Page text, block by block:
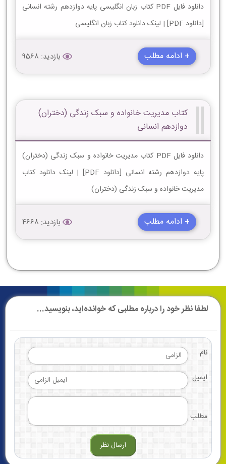
دانلود فایل PDF کتاب زبان انگلیسی پایه دوازدهم رشته انسانی
[دانلود PDF] | لینک دانلود کتاب زبان انگلیسی
+ ادامه مطلب بازدید: 9568
کتاب مدیریت خانواده و سبک زندگی (دختران)
دوازدهم انسانی
دانلود فایل PDF کتاب مدیریت خانواده و سبک زندگی (دختران)
پایه دوازدهم رشته انسانی [دانلود PDF] | لینک دانلود کتاب
مدیریت خانواده و سبک زندگی (دختران)
+ ادامه مطلب بازدید: 4668
لطفا نظر خود را درباره مطلبی که خوانده‌اید، بنویسید...
نام
ایمیل
مطلب